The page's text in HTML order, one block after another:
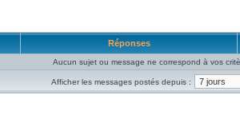
Réponses
Aucun sujet ou message ne correspond à vos
Afficher les messages postés depuis :